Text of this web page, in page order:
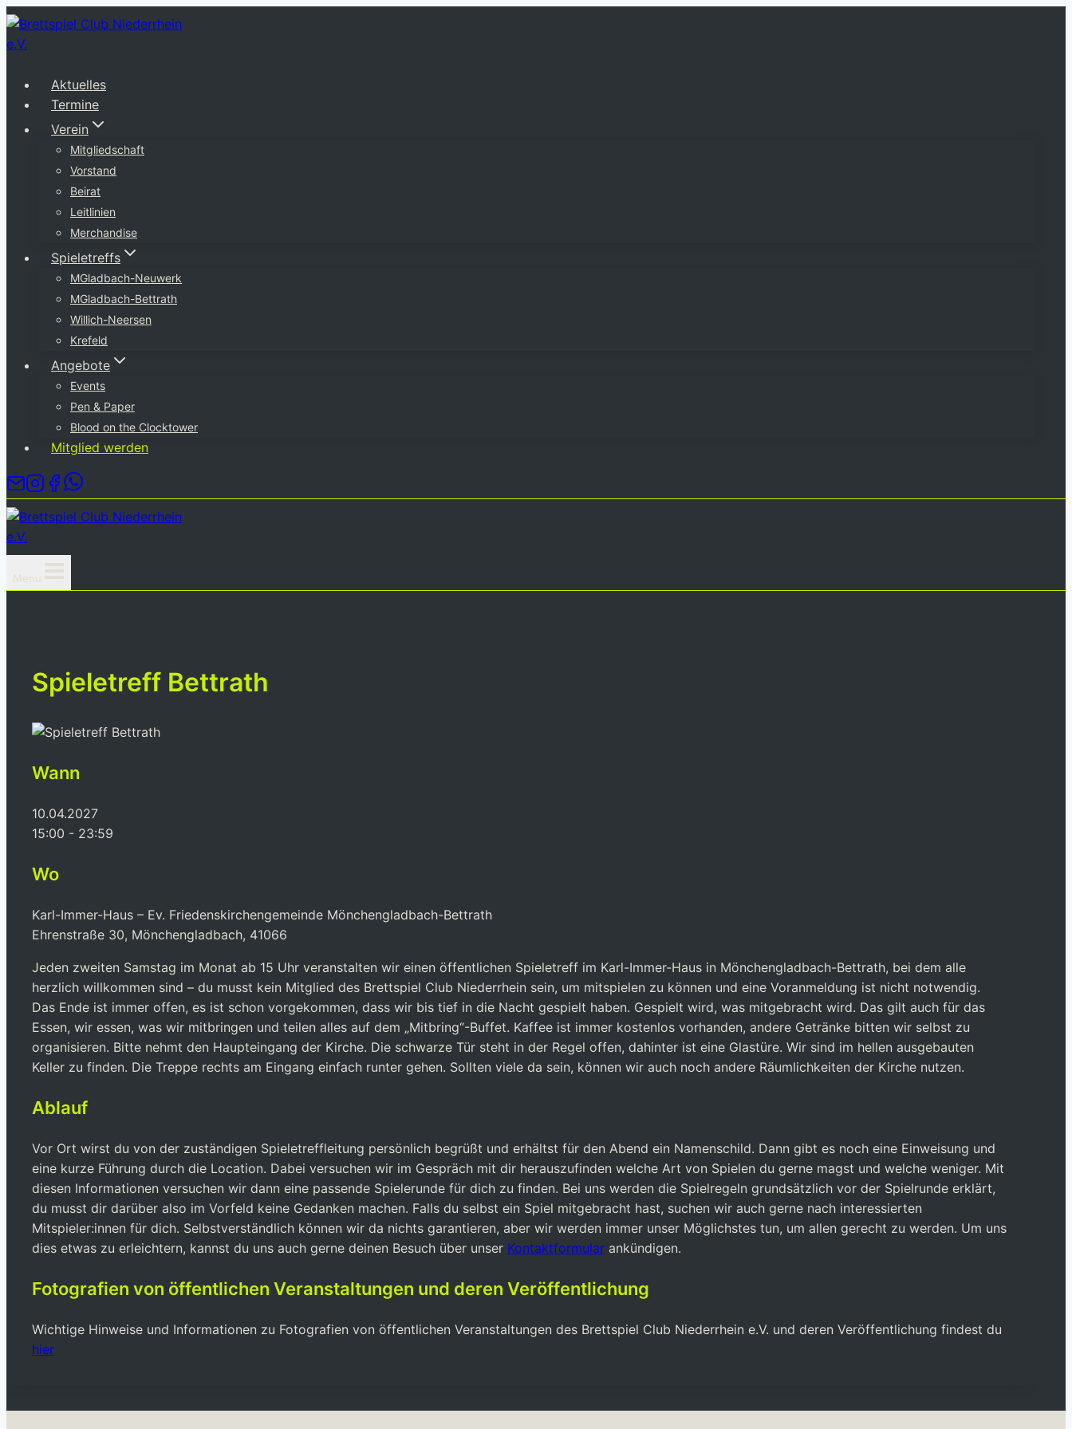
Zum
Inhalt
springen
Aktuelles
Termine
Verein
Mitgliedschaft
Vorstand
Beirat
Leitlinien
Merchandise
Spieletreffs
MGladbach-Neuwerk
MGladbach-Bettrath
Willich-Neersen
Krefeld
Angebote
Events
Pen & Paper
Blood on the Clocktower
Mitglied werden
Menu
Spieletreff Bettrath
Wann
10.04.2027
15:00 - 23:59
Wo
Karl-Immer-Haus – Ev. Friedenskirchengemeinde Mönchengladbach-Bettrath
Ehrenstraße 30, Mönchengladbach, 41066
Jeden zweiten Samstag im Monat ab 15 Uhr veranstalten wir einen öffentlichen Spieletreff im Karl-Immer-Haus in Mönchengladbach-Bettrath, bei dem alle
herzlich willkommen sind – du musst kein Mitglied des Brettspiel Club Niederrhein sein, um mitspielen zu können und eine Voranmeldung ist nicht notwendig.
Das Ende ist immer offen, es ist schon vorgekommen, dass wir bis tief in die Nacht gespielt haben. Gespielt wird, was mitgebracht wird. Das gilt auch für das
Essen, wir essen, was wir mitbringen und teilen alles auf dem „Mitbring“-Buffet. Kaffee ist immer kostenlos vorhanden, andere Getränke bitten wir selbst zu
organisieren. Bitte nehmt den Haupteingang der Kirche. Die schwarze Tür steht in der Regel offen, dahinter ist eine Glastüre. Wir sind im hellen ausgebauten
Keller zu finden. Die Treppe rechts am Eingang einfach runter gehen. Sollten viele da sein, können wir auch noch andere Räumlichkeiten der Kirche nutzen.
Ablauf
Vor Ort wirst du von der zuständigen Spieletreffleitung persönlich begrüßt und erhältst für den Abend ein Namenschild. Dann gibt es noch eine Einweisung und
eine kurze Führung durch die Location. Dabei versuchen wir im Gespräch mit dir herauszufinden welche Art von Spielen du gerne magst und welche weniger. Mit
diesen Informationen versuchen wir dann eine passende Spielerunde für dich zu finden. Bei uns werden die Spielregeln grundsätzlich vor der Spielrunde erklärt,
du musst dir darüber also im Vorfeld keine Gedanken machen. Falls du selbst ein Spiel mitgebracht hast, suchen wir auch gerne nach interessierten
Mitspieler:innen für dich. Selbstverständlich können wir da nichts garantieren, aber wir werden immer unser Möglichstes tun, um allen gerecht zu werden. Um uns
dies etwas zu erleichtern, kannst du uns auch gerne deinen Besuch über unser Kontaktformular ankündigen.
Fotografien von öffentlichen Veranstaltungen und deren Veröffentlichung
Wichtige Hinweise und Informationen zu Fotografien von öffentlichen Veranstaltungen des Brettspiel Club Niederrhein e.V. und deren Veröffentlichung findest du
hier